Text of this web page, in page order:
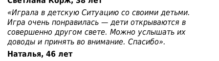
«Играла в детскую Ситуацию со своими детьми.
Игра очень понравилась — дети открываются в
совершенно другом свете. Можно услышать их
доводы и принять во внимание. Спасибо».
Наталья, 46 лет